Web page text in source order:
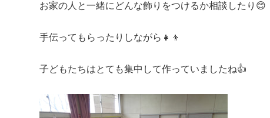
お家の人と一緒にどんな飾りをつけるか相談したり😊
手伝ってもらったりしながら👧👦
子どもたちはとても集中して作っていましたね👍